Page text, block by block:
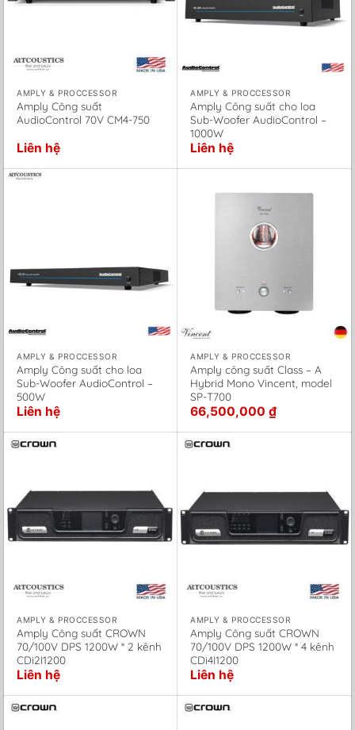
AMPLY & PROCCESSOR
Amply Công suất
AudioControl 70V CM4-750
Liên hệ
AMPLY & PROCCESSOR
Amply Công suất cho loa
Sub-Woofer AudioControl –
1000W
Liên hệ
AMPLY & PROCCESSOR
Amply Công suất cho loa
Sub-Woofer AudioControl –
500W
Liên hệ
AMPLY & PROCCESSOR
Amply công suất Class – A
Hybrid Mono Vincent, model
SP-T700
66,500,000₫
AMPLY & PROCCESSOR
Amply Công suất CROWN
70/100V DPS 1200W * 2 kênh
CDi2I1200
Liên hệ
AMPLY & PROCCESSOR
Amply Công suất CROWN
70/100V DPS 1200W * 4 kênh
CDi4I1200
Liên hệ